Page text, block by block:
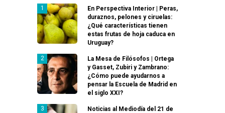
En Perspectiva Interior | Peras,
duraznos, pelones y ciruelas:
¿Qué características tienen
estas frutas de hoja caduca en
Uruguay?
La Mesa de Filósofos | Ortega
y Gasset, Zubiri y Zambrano:
¿Cómo puede ayudarnos a
pensar la Escuela de Madrid en
el siglo XXI?
Noticias al Mediodía del 21 de